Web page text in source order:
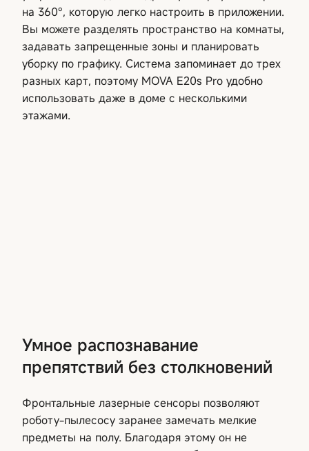
на 360°, которую легко настроить в приложении.
Вы можете разделять пространство на комнаты,
задавать запрещенные зоны и планировать
уборку по графику. Система запоминает до трех
разных карт, поэтому MOVA E20s Pro удобно
использовать даже в доме с несколькими
этажами.
Умное распознавание
препятствий без столкновений
Фронтальные лазерные сенсоры позволяют
роботу-пылесосу заранее замечать мелкие
предметы на полу. Благодаря этому он не